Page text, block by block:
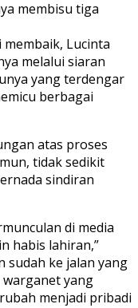
membisu tiga
Lucinta
melalui siaran
yang terdengar
berbagai
atas proses
tidak sedikit
sindiran
di media
habis lahiran,”
sudah ke jalan yang
warganet yang
menjadi pribadi